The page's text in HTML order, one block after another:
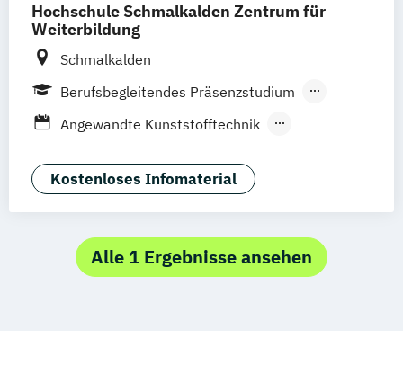
Hochschule Schmalkalden Zentrum für
Weiterbildung
Schmalkalden
Berufsbegleitendes Präsenzstudium
Fernstudium
Blended Learning
Fernlehrgang
Angewandte Kunststofftechnik
Verfahren und Rapid-Technologien
Apothekenbetriebswirt:in (FH)
Steuern
Betriebswirt:in (FH) Digital Marketing
Kostenloses Infomaterial
Alle 1 Ergebnisse ansehen